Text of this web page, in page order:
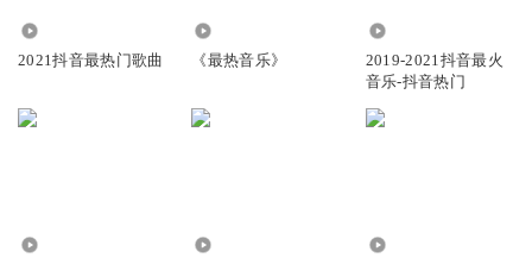
2021抖音最热门歌曲 《最热音乐》
2019-2021抖音最火
音乐-抖音热门